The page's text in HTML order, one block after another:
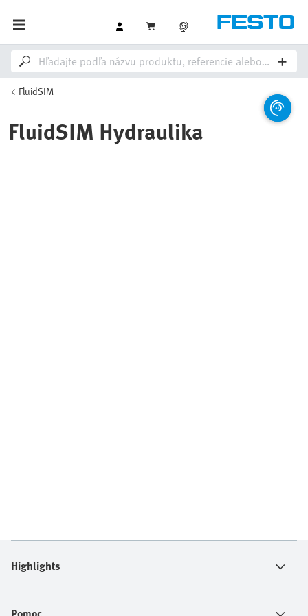
FluidSIM
FluidSIM Hydraulika
Highlights